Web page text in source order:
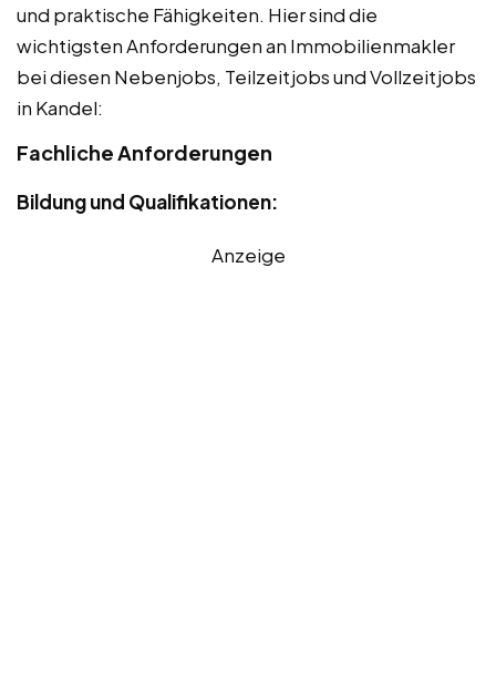
und praktische Fähigkeiten. Hier sind die
wichtigsten Anforderungen an Immobilienmakler
bei diesen Nebenjobs, Teilzeitjobs und Vollzeitjobs
in Kandel:
Fachliche Anforderungen
Bildung und Qualifikationen:
Anzeige